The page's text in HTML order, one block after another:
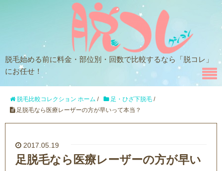
脱毛始める前に料金・部位別・回数で比較するなら「脱コレ」
にお任せ！
脱毛比較コレクション ホーム / 足・ひざ下脱毛 /
足脱毛なら医療レーザーの方が早いって本当？
2017.05.19
足脱毛なら医療レーザーの方が早い